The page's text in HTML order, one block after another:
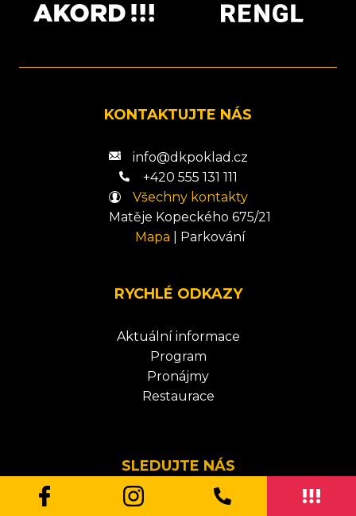
KONTAKTUJTE NÁS
info@dkpoklad.cz
+420 555 131 111
Všechny kontakty
Matěje Kopeckého 675/21
Mapa
Parkování
RYCHLÉ ODKAZY
Aktuální informace
Program
Pronájmy
Restaurace
SLEDUJTE NÁS